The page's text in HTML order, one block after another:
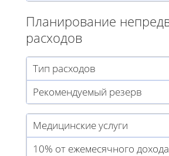
Планирование
расходов
Тип расходов
Рекомендуемый резерв
Медицинские услуги
10% от ежемесячного дохода